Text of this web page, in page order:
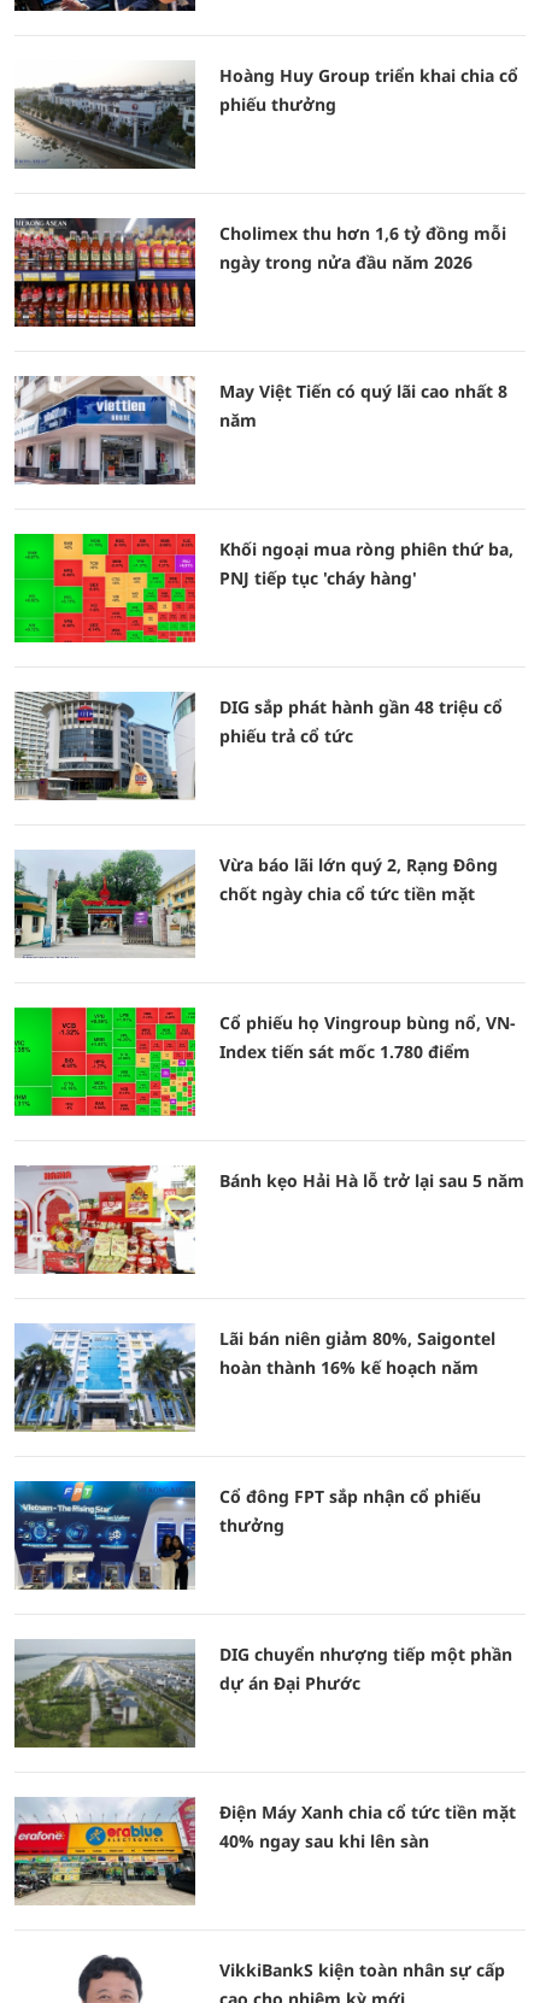
Hoàng Huy Group triển khai chia cổ
phiếu thưởng
Cholimex thu hơn 1,6 tỷ đồng mỗi
ngày trong nửa đầu năm 2026
May Việt Tiến có quý lãi cao nhất 8
năm
Khối ngoại mua ròng phiên thứ ba,
PNJ tiếp tục 'cháy hàng'
DIG sắp phát hành gần 48 triệu cổ
phiếu trả cổ tức
Vừa báo lãi lớn quý 2, Rạng Đông
chốt ngày chia cổ tức tiền mặt
Cổ phiếu họ Vingroup bùng nổ, VN-
Index tiến sát mốc 1.780 điểm
Bánh kẹo Hải Hà lỗ trở lại sau 5 năm
Lãi bán niên giảm 80%, Saigontel
hoàn thành 16% kế hoạch năm
Cổ đông FPT sắp nhận cổ phiếu
thưởng
DIG chuyển nhượng tiếp một phần
dự án Đại Phước
Điện Máy Xanh chia cổ tức tiền mặt
40% ngay sau khi lên sàn
VikkiBankS kiện toàn nhân sự cấp